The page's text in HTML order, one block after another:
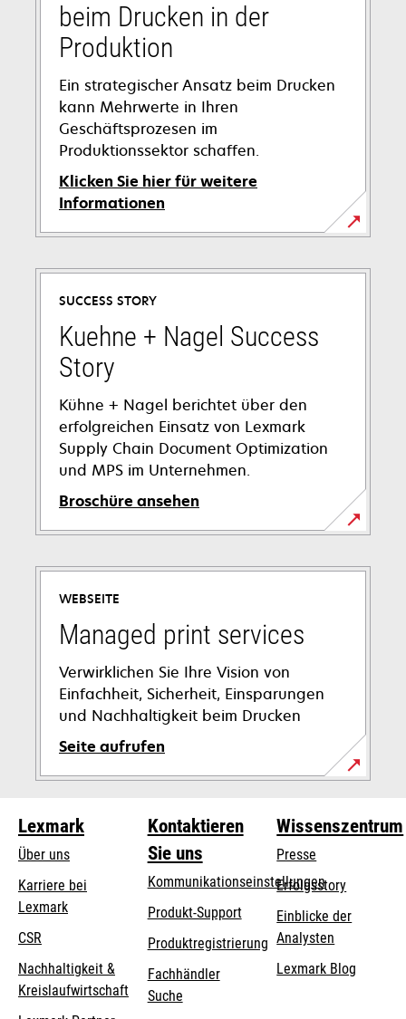
beim Drucken in der
Produktion
Ein strategischer Ansatz beim Drucken
kann Mehrwerte in Ihren
Geschäftsprozesen im
Produktionssektor schaffen.
Klicken Sie hier für weitere
Informationen
SUCCESS STORY
Kuehne + Nagel Success
Story
Kühne + Nagel berichtet über den
erfolgreichen Einsatz von Lexmark
Supply Chain Document Optimization
und MPS im Unternehmen.
Broschüre ansehen
wird
in
neuen
Registerkarte
geöffnet
WEBSEITE
Managed print services
Verwirklichen Sie Ihre Vision von
Einfachheit, Sicherheit, Einsparungen
und Nachhaltigkeit beim Drucken
Seite aufrufen
Lexmark
Über uns
Karriere bei
Lexmark
CSR
Nachhaltigkeit &
Kreislaufwirtschaft
Kontaktieren
Sie uns
Kommunikationseinstellungen
wird
einer
neuen
Registerkarte
Produkt-Supportwird
einer
neuen
Produktregistrierung
Fachhändler
Suche
Wissenszentrum
Presse
Erfolgsstory
Einblicke der
Analysten
Lexmark Blog